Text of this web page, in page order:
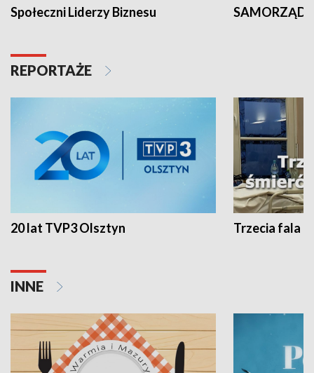
Społeczni Liderzy Biznesu SAMORZĄD
REPORTAŻE
20 lat TVP3 Olsztyn Trzecia fala -
INNE